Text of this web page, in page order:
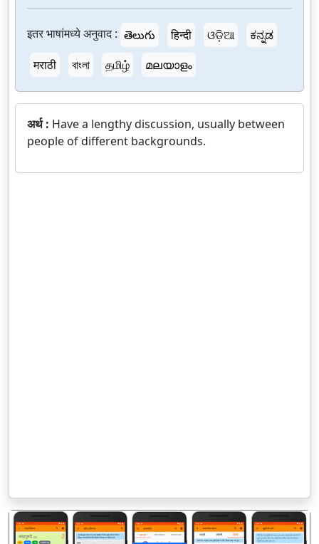
इतर भाषांमध्ये अनुवाद : తెలుగు हिन्दी ଓଡ଼ିଆ
ಕನ್ನಡ
मराठी
বাংলা தமிழ் മലയാളം
अर्थ : Have a lengthy discussion, usually between
people of different backgrounds.